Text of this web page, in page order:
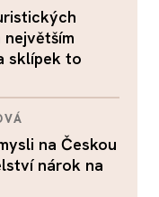
sklípek to
na Českou
nárok na